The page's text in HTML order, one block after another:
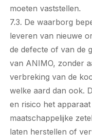
moeten vaststellen.
7.3. De waarborg
leveren van nieuwe
de defecte of van de
van ANIMO, zonder
verbreking van de
welke aard dan ook.
en risico het
maatschappelijke
laten herstellen of